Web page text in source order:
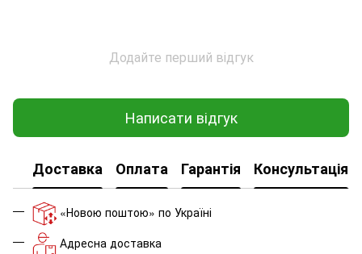
Додайте перший відгук
Написати відгук
Доставка Оплата Гарантія Консультація
«Новою поштою» по Україні
Адресна доставка